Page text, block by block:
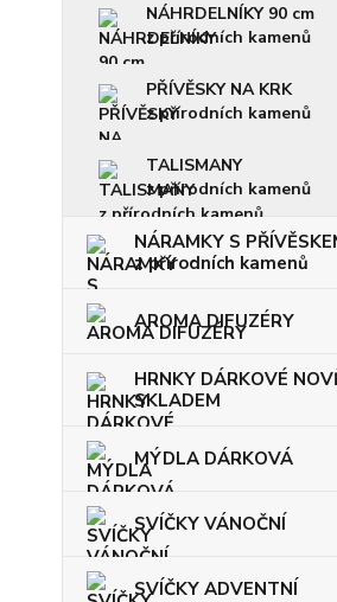
NÁHRDELNÍKY 90 cm
z přírodních kamenů
PŘÍVĚSKY NA KRK
z přírodních kamenů
TALISMANY
z přírodních kamenů
NÁRAMKY S
z přírodních kamenů
AROMA DIFUZÉRY
HRNKY DÁRKOVÉ
SKLADEM
MÝDLA DÁRKOVÁ
SVÍČKY VÁNOČNÍ
SVÍČKY ADVENTNÍ